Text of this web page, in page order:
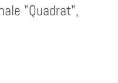
"Quadrat",